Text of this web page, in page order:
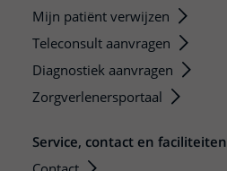
Mijn patiënt verwijzen
Teleconsult aanvragen
Diagnostiek aanvragen
Zorgverlenersportaal
Service, contact en faciliteiten